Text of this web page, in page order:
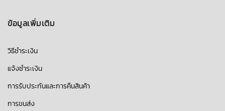
ข้อมูลเพิ่มเติม
วิธีชำระเงิน
แจ้งชำระเงิน
การรับประกันและการคืนสินค้า
การขนส่ง